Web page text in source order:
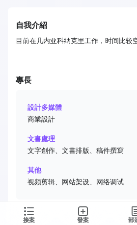
接案 發案 部
自我介紹
目前在几内亚科纳克里工作，时间比较
專長
設計多媒體
商業設計
文書處理
文字創作、文書排版、稿件撰寫
其他
视频剪辑、网站架设、网络调试